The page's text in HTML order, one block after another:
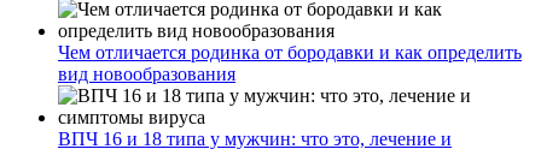
Чем отличается родинка от бородавки и как определить
вид новообразования
ВПЧ 16 и 18 типа у мужчин: что это, лечение и